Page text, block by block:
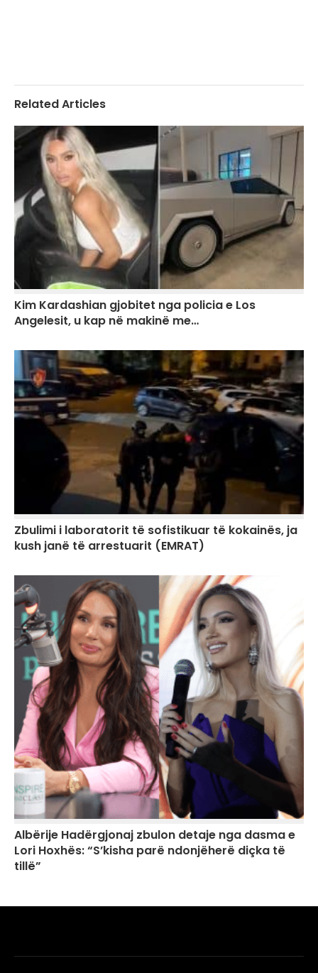
Related Articles
Kim Kardashian gjobitet nga policia e Los
Angelesit, u kap në makinë me…
Zbulimi i laboratorit të sofistikuar të kokainës, ja
kush janë të arrestuarit (EMRAT)
Albërije Hadërgjonaj zbulon detaje nga dasma e
Lori Hoxhës: “S’kisha parë ndonjëherë diçka të
tillë”